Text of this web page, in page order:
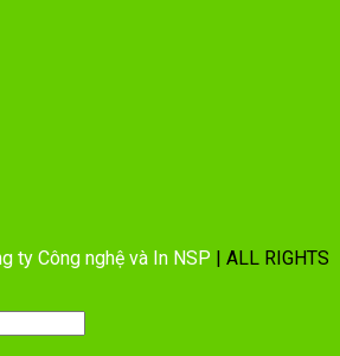
ty Công nghệ và In NSP | ALL RIGHTS